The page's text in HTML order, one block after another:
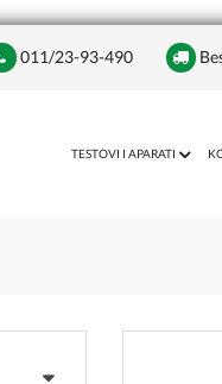
011/23-93-490
TESTOVI I APARATI